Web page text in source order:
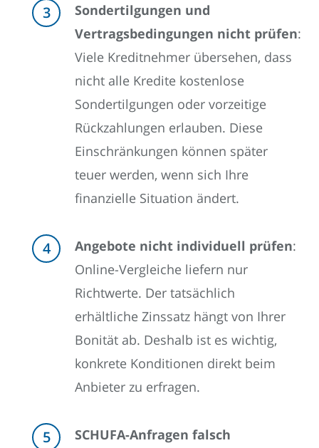
Sondertilgungen und
Vertragsbedingungen nicht prüfen:
Viele Kreditnehmer übersehen, dass
nicht alle Kredite kostenlose
Sondertilgungen oder vorzeitige
Rückzahlungen erlauben. Diese
Einschränkungen können später
teuer werden, wenn sich Ihre
finanzielle Situation ändert.
Angebote nicht individuell prüfen:
Online-Vergleiche liefern nur
Richtwerte. Der tatsächlich
erhältliche Zinssatz hängt von Ihrer
Bonität ab. Deshalb ist es wichtig,
konkrete Konditionen direkt beim
Anbieter zu erfragen.
SCHUFA-Anfragen falsch